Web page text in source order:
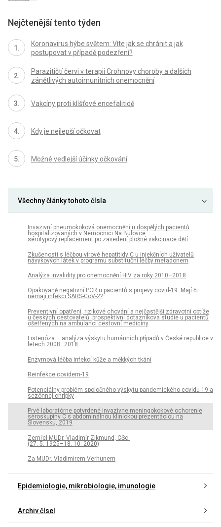
Nejčtenější tento týden
Koronavirus hýbe světem: Víte jak se chránit a jak
postupovat v případě podezření?
Parazitičtí červi v terapii Crohnovy choroby a dalších
zánětlivých autoimunitních onemocnění
Vakcíny proti klíšťové encefalitidě
Kdy je nejlepší očkovat
Možné vedlejší účinky očkování
Všechny články tohoto čísla
Invazivní pneumokoková onemocnění u dospělých pacientů
hospitalizovaných v Nemocnici Na Bulovce:
sérotypový replacement po zavedení plošné vakcinace dětí
Zkušenosti s léčbou virové hepatitidy C u injekčních uživatelů
návykových látek v programu substituční léčby metadonem
Analýza invalidity pro onemocnění HIV za roky 2010–2018
Opakovaně negativní PCR u pacientů s projevy covid-19: Mají či
nemají infekci SARS-CoV-2?
Preventivní opatření, rizikové chování a nejčastější zdravotní obtíže
u českých cestovatelů: prospektivní dotazníková studie u pacientů
ošetřených na ambulanci cestovní medicíny
Listerióza – analýza výskytu humánních případů v České republice v
letech 2008–2018
Enzymová léčba infekcí kůže a měkkých tkání
Reinfekce covidem-19
Potenciálny problém spoločného výskytu pandemického covidu-19 a
sezónnej chrípky
Prvé laboratórne potvrdené invazívne meningokokové ochorenie
séroskupiny C s abdominálnou klinickou prezentáciou na
Slovensku, 2019
Zemřel MUDr. Vladimír Zikmund, CSc.
(27. 5. 1925–18. 10. 2020)
Za MUDr. Vladimírem Verhunem
Epidemiologie, mikrobiologie, imunologie
Archiv čísel